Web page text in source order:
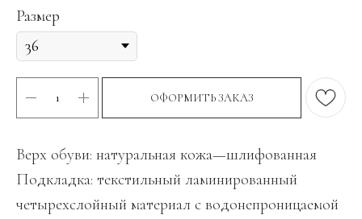
Размер
ОФОРМИТЬ ЗАКАЗ
Верх обуви: натуральная кожа—шлифованная
Подкладка: текстильный ламинированный
четырехслойный материал с водонепроницаемой